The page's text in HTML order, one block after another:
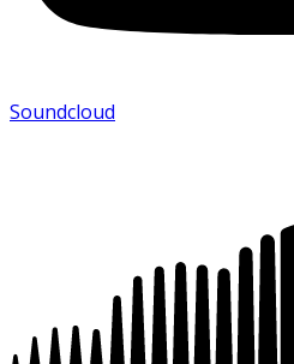
Soundcloud